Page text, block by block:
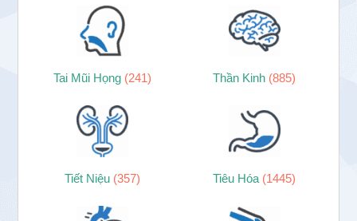
Tai Mũi Họng (241) Thần Kinh (885)
Tiết Niệu (357) Tiêu Hóa (1445)